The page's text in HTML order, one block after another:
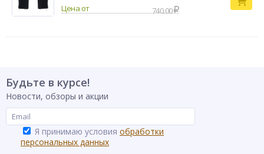
740.00
Будьте в курсе!
Новости, обзоры и акции
Я принимаю условия обработки
персональных данных